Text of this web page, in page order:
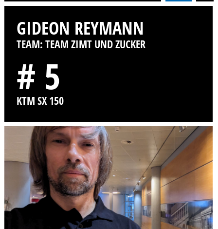
GIDEON REYMANN
TEAM: TEAM ZIMT UND ZUCKER
# 5
KTM SX 150